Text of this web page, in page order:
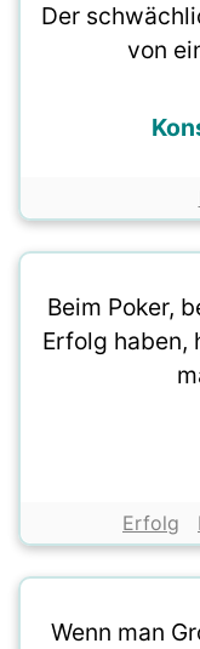
Der
von
Beim Poker,
Erfolg haben,
Erfolg
Wenn man